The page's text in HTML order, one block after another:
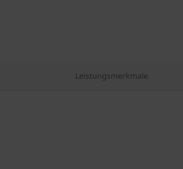
Leistungsmerkmale